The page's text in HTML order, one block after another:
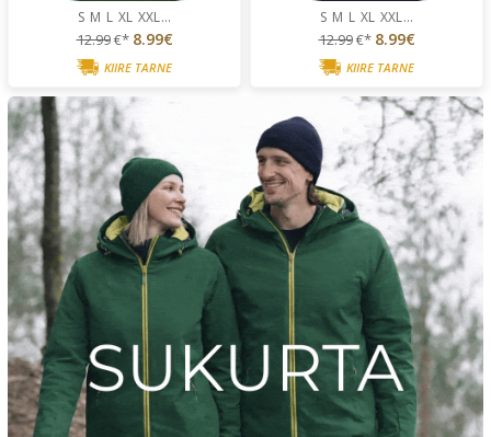
S M L XL XXL...
12.99€* 8.99€
KIIRE TARNE
S M L XL XXL...
12.99€* 8.99€
KIIRE TARNE